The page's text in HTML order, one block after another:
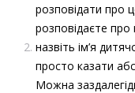
розповідати про
розповідаєте про
назвіть ім’я
просто казати
Можна